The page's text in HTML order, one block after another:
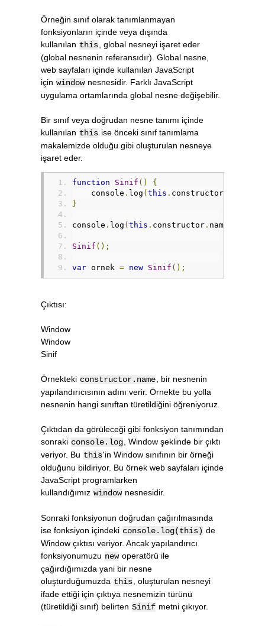
Örneğin sınıf olarak tanımlanmayan
fonksiyonların içinde veya dışında
kullanılan this , global nesneyi işaret eder
(global nesnenin referansıdır). Global nesne,
web sayfaları içinde kullanılan JavaScript
için window nesnesidir. Farklı JavaScript
uygulama ortamlarında global nesne değişebilir.
Bir sınıf veya doğrudan nesne tanımı içinde
kullanılan this ise önceki sınıf tanımlama
makalemizde olduğu gibi oluşturulan nesneye
işaret eder.
function Sinif ()
{
    console
. log (this . constructor
}
console . log (this . constructor . name
Sinif ();
var ornek = new Sinif ();
Çıktısı:
Window
Window
Sinif
Örnekteki constructor.name , bir nesnenin
yapılandırıcısının adını verir. Örnekte bu yolla
nesnenin hangi sınıftan türetildiğini öğreniyoruz.
Çıktıdan da görüleceği gibi fonksiyon tanımından
sonraki console.log , Window şeklinde bir çıktı
veriyor. Bu this'in Window sınıfının bir örneği
olduğunu bildiriyor. Bu örnek web sayfaları içinde
JavaScript programlarken
kullandığımız window nesnesidir.
Sonraki fonksiyonun doğrudan çağırılmasında
ise fonksiyon içindeki console.log(this) de
Window çıktısı veriyor. Ancak yapılandırıcı
fonksiyonumuzu new operatörü ile
çağırdığımızda yani bir nesne
oluşturduğumuzda this , oluşturulan nesneyi
ifade ettiği için çıktıya nesnemizin türünü
(türetildiği sınıf) belirten Sinif metni çıkıyor.